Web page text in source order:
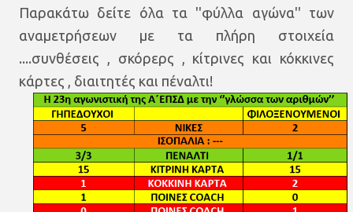
Παρακάτω δείτε όλα τα ''φύλλα αγώνα'' των
αναμετρήσεων με τα πλήρη στοιχεία
....συνθέσεις , σκόρερς , κίτρινες και κόκκινες
κάρτες , διαιτητές και πέναλτι!